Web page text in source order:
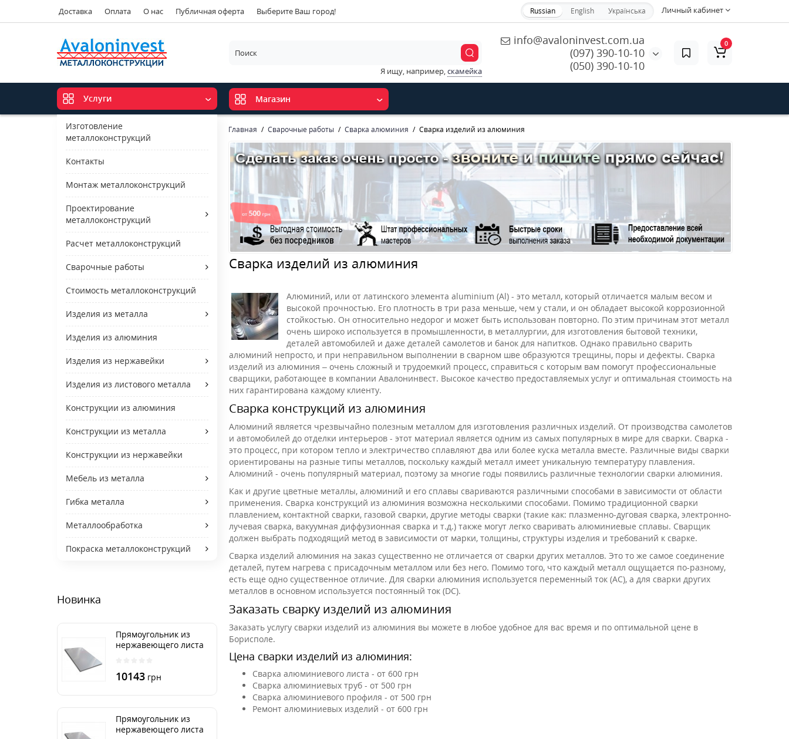
Доставка Оплата О нас Публичная оферта Выберите Ваш город! Личный кабинет
Russian English Українська
info@avaloninvest.com.ua
(097) 390-10-10
(050) 390-10-10
Я ищу, например,скамейка
0
Услуги
Изготовление
металлоконструкций
Контакты
Монтаж металлоконструкций
Проектирование
металлоконструкций
Расчет металлоконструкций
Сварочные работы
Стоимость металлоконструкций
Изделия из металла
Изделия из алюминия
Изделия из нержавейки
Изделия из листового металла
Конструкции из алюминия
Конструкции из металла
Конструкции из нержавейки
Мебель из металла
Гибка металла
Металлообработка
Покраска металлоконструкций
Магазин
Главная Сварочные работы Сварка алюминия Сварка изделий из алюминия
Новинка
Прямоугольник из
нержавеющего листа
10143 грн
Прямоугольник из
нержавеющего листа
Сварка изделий из алюминия
Алюминий, или от латинского элемента aluminium (Al) - это металл, который отличается малым весом и
высокой прочностью. Его плотность в три раза меньше, чем у стали, и он обладает высокой коррозионной
стойкостью. Он относительно недорог и может быть использован повторно. По этим причинам этот металл
очень широко используется в промышленности, в металлургии, для изготовления бытовой техники,
деталей автомобилей и даже деталей самолетов и банок для напитков. Однако правильно сварить
алюминий непросто, и при неправильном выполнении в сварном шве образуются трещины, поры и дефекты. Сварка
изделий из алюминия – очень сложный и трудоемкий процесс, справиться с которым вам помогут профессиональные
сварщики, работающее в компании Авалонинвест. Высокое качество предоставляемых услуг и оптимальная стоимость на
них гарантирована каждому клиенту.
Сварка конструкций из алюминия
Алюминий является чрезвычайно полезным металлом для изготовления различных изделий. От производства самолетов
и автомобилей до отделки интерьеров - этот материал является одним из самых популярных в мире для сварки. Сварка -
это процесс, при котором тепло и электричество сплавляют два или более куска металла вместе. Различные виды сварки
ориентированы на разные типы металлов, поскольку каждый металл имеет уникальную температуру плавления.
Алюминий - очень популярный материал, поэтому за многие годы появились различные технологии сварки алюминия.
Как и другие цветные металлы, алюминий и его сплавы свариваются различными способами в зависимости от области
применения. Сварка конструкций из алюминия возможна несколькими способами. Помимо традиционной сварки
плавлением, контактной сварки, газовой сварки, другие методы сварки (такие как: плазменно-дуговая сварка, электронно-
лучевая сварка, вакуумная диффузионная сварка и т.д.) также могут легко сваривать алюминиевые сплавы. Сварщик
должен выбрать подходящий метод в зависимости от марки, толщины, структуры изделия и требований к сварке.
Сварка изделий алюминия на заказ существенно не отличается от сварки других металлов. Это то же самое соединение
деталей, путем нагрева с присадочным металлом или без него. Помимо того, что каждый металл ощущается по-разному,
есть еще одно существенное отличие. Для сварки алюминия используется переменный ток (AC), а для сварки других
металлов в основном используется постоянный ток (DC).
Заказать сварку изделий из алюминия
Заказать услугу сварки изделий из алюминия вы можете в любое удобное для вас время и по оптимальной цене в
Борисполе.
Цена сварки изделий из алюминия:
Сварка алюминиевого листа - от 600 грн
Сварка алюминиевых труб - от 500 грн
Сварка алюминиевого профиля - от 500 грн
Ремонт алюминиевых изделий - от 600 грн